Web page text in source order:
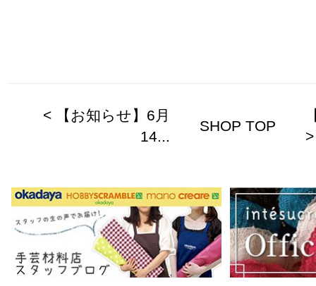
< 【お知らせ】6月
14...
SHOP TOP
>